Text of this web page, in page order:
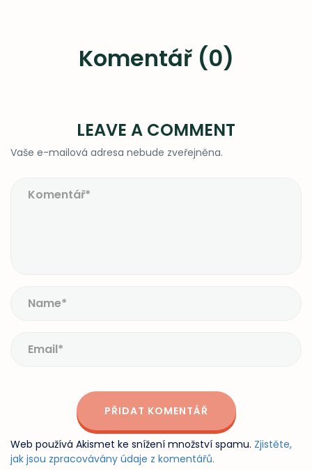
Komentář (0)
LEAVE A COMMENT
Vaše e-mailová adresa nebude zveřejněna.
Web používá Akismet ke snížení množství spamu. Zjistěte,
jak jsou zpracovávány údaje z komentářů.